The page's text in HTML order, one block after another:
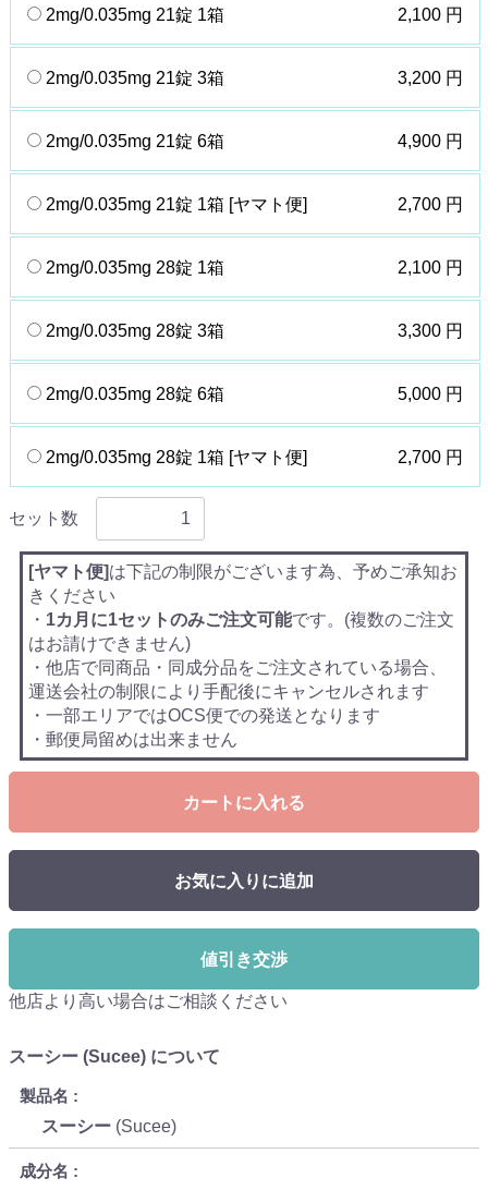
2mg/0.035mg 21錠 1箱 2,100 円
2mg/0.035mg 21錠 3箱 3,200 円
2mg/0.035mg 21錠 6箱 4,900 円
2mg/0.035mg 21錠 1箱 [ヤマト便] 2,700 円
2mg/0.035mg 28錠 1箱 2,100 円
2mg/0.035mg 28錠 3箱 3,300 円
2mg/0.035mg 28錠 6箱 5,000 円
2mg/0.035mg 28錠 1箱 [ヤマト便] 2,700 円
セット数
[ヤマト便]は下記の制限がございます為、予めご承知お
きください
・ 1カ月に1セットのみご注文可能です。(複数のご注文
はお請けできません)
・他店で同商品・同成分品をご注文されている場合、
運送会社の制限により手配後にキャンセルされます
・一部エリアではOCS便での発送となります
・郵便局留めは出来ません
カートに入れる
お気に入りに追加
値引き交渉
他店より高い場合はご相談ください
スーシー (Sucee) について
製品名
スーシー (Sucee)
成分名